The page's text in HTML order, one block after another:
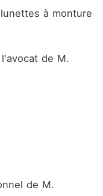
à monture
de M.
de M.